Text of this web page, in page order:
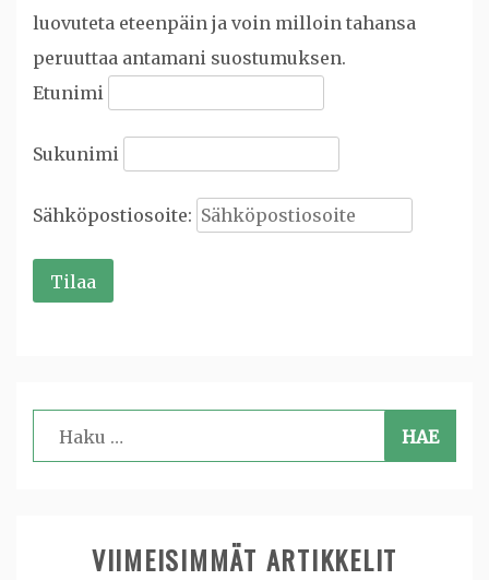
luovuteta eteenpäin ja voin milloin tahansa
peruuttaa antamani suostumuksen.
Etunimi
Sukunimi
Sähköpostiosoite:
Haku:
VIIMEISIMMÄT ARTIKKELIT